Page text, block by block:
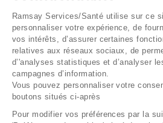
Ramsay Services/Santé utilise sur ce
personnaliser votre expérience, de
vos intérêts, d’assurer certaines
relatives aux réseaux sociaux, de
d’'analyses statistiques et d’analyser
campagnes d’information.
Vous pouvez personnaliser votre
boutons situés ci-après
Pour modifier vos préférences par la